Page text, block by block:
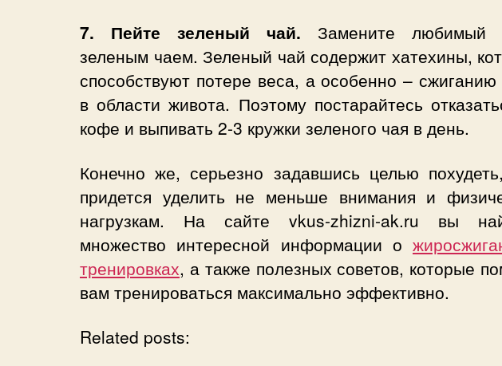
7. Пейте зеленый чай. Замените любимый
зеленым чаем. Зеленый чай содержит хатехины,
способствуют потере веса, а особенно –
в области живота. Поэтому постарайтесь
кофе и выпивать 2-3 кружки зеленого чая в день.
Конечно же, серьезно задавшись целью
придется уделить не меньше внимания и
нагрузкам. На сайте vkus-zhizni-ak.ru вы
множество интересной информации о
тренировках, а также полезных советов, которые
вам тренироваться максимально эффективно.
Related posts: